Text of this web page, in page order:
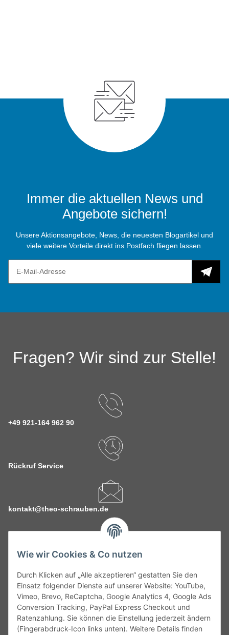
Wie wir Cookies & Co nutzen
Durch Klicken auf „Alle akzeptieren“ gestatten Sie den
Einsatz folgender Dienste auf unserer Website: YouTube,
Vimeo, Brevo, ReCaptcha, Google Analytics 4, Google Ads
Conversion Tracking, PayPal Express Checkout und
Ratenzahlung. Sie können die Einstellung jederzeit ändern
(Fingerabdruck-Icon links unten). Weitere Details finden
Immer die aktuellen News und
Angebote sichern!
Unsere Aktionsangebote, News, die neuesten Blogartikel und
viele weitere Vorteile direkt ins Postfach fliegen lassen.
Fragen? Wir sind zur Stelle!
+49 921-164 962 90
Rückruf Service
kontakt@theo-schrauben.de
Service
Gesetzliche Informationen